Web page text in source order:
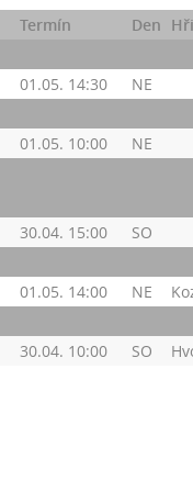
Termín Den
01.05. 14:30 NE
01.05. 10:00 NE
30.04. 15:00 SO
01.05. 14:00 NE
30.04. 10:00 SO